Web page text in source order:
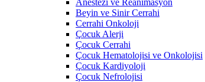
Beyin ve Sinir Cerrahi
Cerrahi Onkoloji
Çocuk Alerji
Çocuk Cerrahi
Çocuk Hematolojisi ve Onkolojisi
Çocuk Kardiyoloji
Çocuk Nefrolojisi